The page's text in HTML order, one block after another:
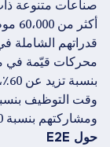
صناعات متنوعة
قدراتهم الشاملة
محركات قيّمة في
ومشاركتهم بنسبة 60٪.
حول E2E